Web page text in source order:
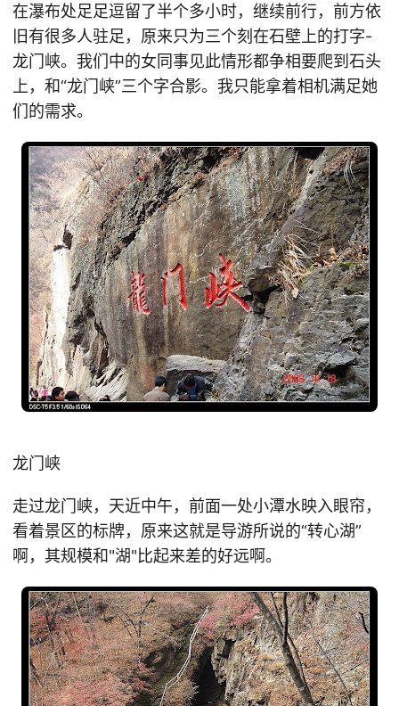
在瀑布处足足逗留了半个多小时，继续前行，前方依
旧有很多人驻足，原来只为三个刻在石壁上的打字-
龙门峡。我们中的女同事见此情形都争相要爬到石头
上，和“龙门峡”三个字合影。我只能拿着相机满足她
们的需求。
龙门峡
走过龙门峡，天近中午，前面一处小潭水映入眼帘，
看着景区的标牌，原来这就是导游所说的“转心湖”
啊，其规模和"湖"比起来差的好远啊。